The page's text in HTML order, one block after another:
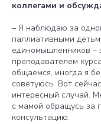
коллегами и
– Я наблюдаю за
паллиативными
единомышленников –
преподавателем
общаемся, иногда я
советуюсь. Вот
интересный случай.
с мамой обращусь за
консультацию.